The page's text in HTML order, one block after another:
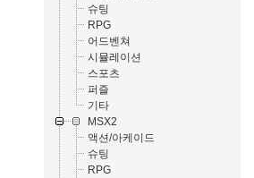
슈팅
RPG
어드벤쳐
시뮬레이션
스포츠
퍼즐
기타
MSX2
액션/아케이드
슈팅
RPG